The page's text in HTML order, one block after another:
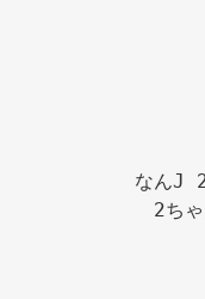
なんJ
2ち